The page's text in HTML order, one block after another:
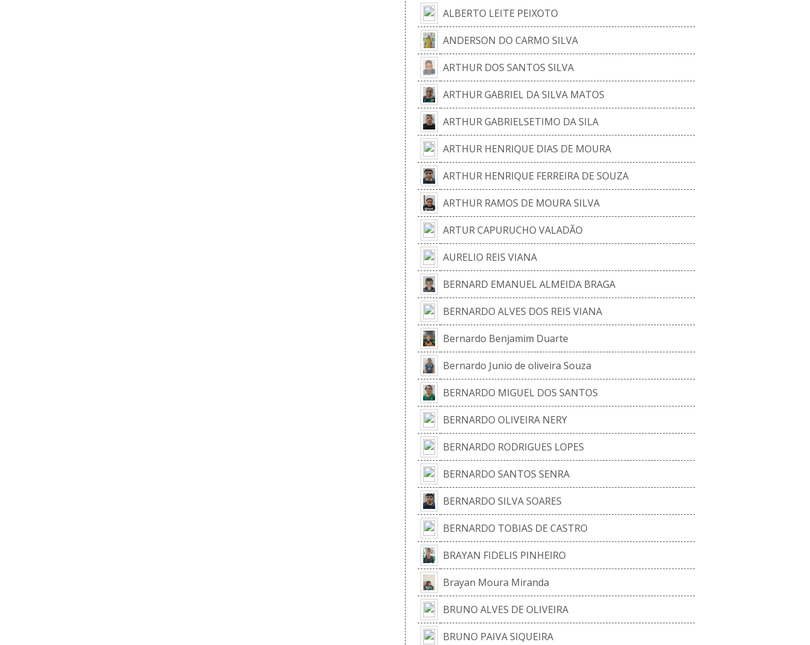
ALBERTO LEITE PEIXOTO
ANDERSON DO CARMO SILVA
ARTHUR DOS SANTOS SILVA
ARTHUR GABRIEL DA SILVA MATOS
ARTHUR GABRIELSETIMO DA SILA
ARTHUR HENRIQUE DIAS DE MOURA
ARTHUR HENRIQUE FERREIRA DE SOUZA
ARTHUR RAMOS DE MOURA SILVA
ARTUR CAPURUCHO VALADÃO
AURELIO REIS VIANA
BERNARD EMANUEL ALMEIDA BRAGA
BERNARDO ALVES DOS REIS VIANA
Bernardo Benjamim Duarte
Bernardo Junio de oliveira Souza
BERNARDO MIGUEL DOS SANTOS
BERNARDO OLIVEIRA NERY
BERNARDO RODRIGUES LOPES
BERNARDO SANTOS SENRA
BERNARDO SILVA SOARES
BERNARDO TOBIAS DE CASTRO
BRAYAN FIDELIS PINHEIRO
Brayan Moura Miranda
BRUNO ALVES DE OLIVEIRA
BRUNO PAIVA SIQUEIRA